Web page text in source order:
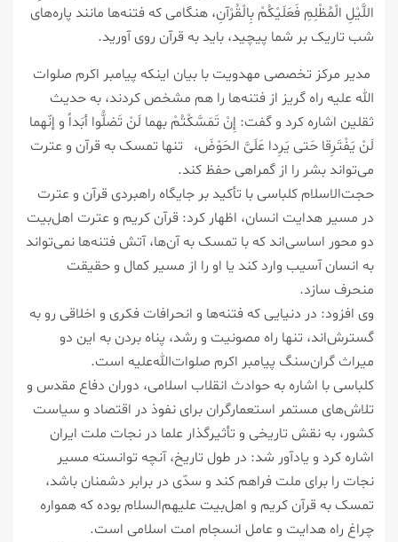
اللَّیْلِ الْمُظْلِمِ فَعَلَیْکُمْ بِالْقُرْآنِ، هنگامی که فتنه‌ها مانند پاره‌های
شب تاریک بر شما پیچید، باید به قرآن روی آورید.
مدیر مرکز تخصصی مهدویت با بیان اینکه پیامبر اکرم صلوات
الله علیه راه گریز از فتنه‌ها را هم مشخص کردند، به حدیث
ثقلین اشاره کرد و گفت: إِنْ تَمَسَّکْتُمْ بهما لَنْ تَضلُّوا أبَداً و إنّهما
لَنْ یَفْتَرِقا حَتی یَرِدا عَلَیَّ الحَوْضَ، تنها تمسک به قرآن و عترت
می‌تواند بشر را از گمراهی حفظ کند.
حجت‌الاسلام کلباسی با تأکید بر جایگاه راهبردی قرآن و عترت
در مسیر هدایت انسان، اظهار کرد: قرآن کریم و عترت اهل‌بیت
دو محور اساسی‌اند که با تمسک به آن‌ها، آتش فتنه‌ها نمی‌تواند
به انسان آسیب وارد کند یا او را از مسیر کمال و حقیقت
منحرف سازد.
وی افزود: در دنیایی که فتنه‌ها و انحرافات فکری و اخلاقی رو به
گسترش‌اند، تنها راه مصونیت و رشد، پناه بردن به این دو
میراث گران‌سنگ پیامبر اکرم صلوات‌الله‌علیه است.
کلباسی با اشاره به حوادث انقلاب اسلامی، دوران دفاع مقدس و
تلاش‌های مستمر استعمارگران برای نفوذ در اقتصاد و سیاست
کشور، به نقش تاریخی و تأثیرگذار علما در نجات ملت ایران
اشاره کرد و یادآور شد: در طول تاریخ، آنچه توانسته مسیر
نجات را برای ملت فراهم کند و سدّی در برابر دشمنان باشد،
تمسک به قرآن کریم و اهل‌بیت علیهم‌السلام بوده که همواره
چراغ راه هدایت و عامل انسجام امت اسلامی است.